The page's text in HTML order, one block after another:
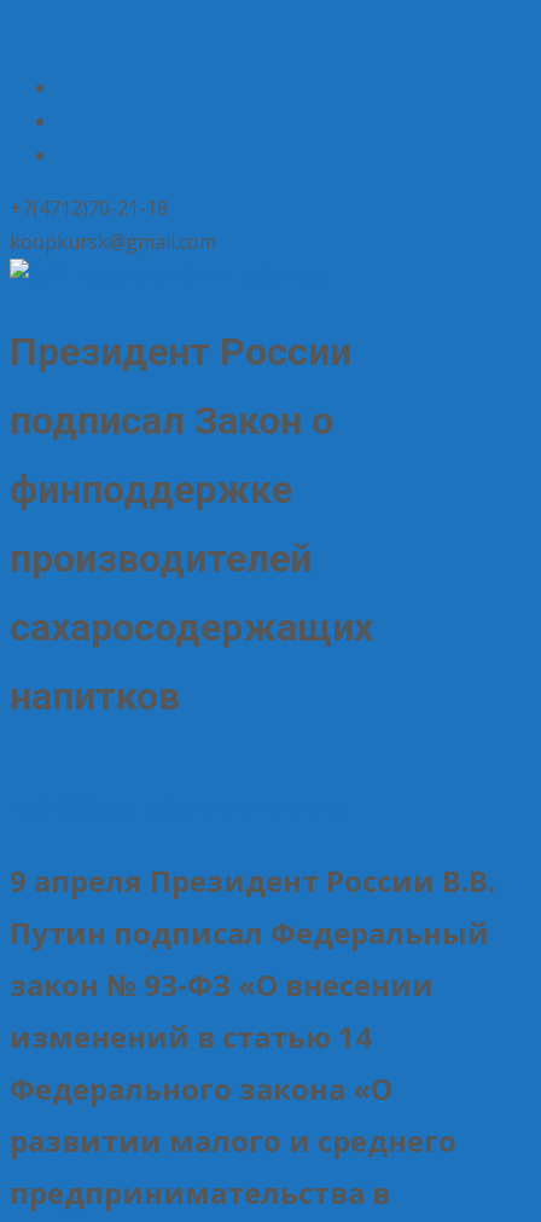
+7(4712)70-21-18
koopkursk@gmail.com
Президент России
подписал Закон о
финподдержке
производителей
сахаросодержащих
напитков
9 апреля Президент России В.В.
Путин подписал Федеральный
закон № 93-ФЗ «О внесении
изменений в статью 14
Федерального закона «О
развитии малого и среднего
предпринимательства в